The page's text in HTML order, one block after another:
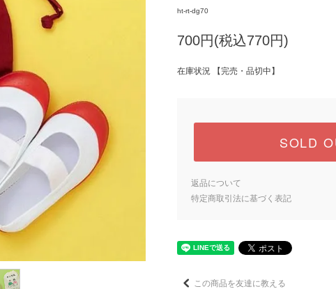
ht-rt-dg70
700円(税込770円)
在庫状況 【完売・品切中】
SOLD
返品について
特定商取引法に基づく表記
この商品を友達に教える